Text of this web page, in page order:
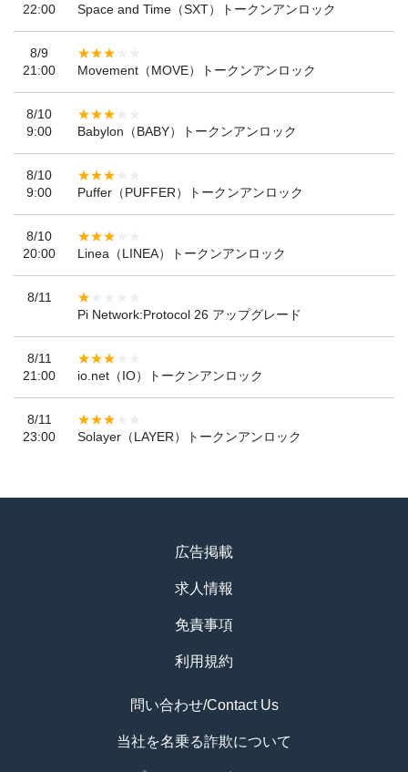
22:00
Space and Time（SXT）トークンアンロック
8/9
21:00
Movement（MOVE）トークンアンロック
8/10
9:00
Babylon（BABY）トークンアンロック
8/10
9:00
Puffer（PUFFER）トークンアンロック
8/10
20:00
Linea（LINEA）トークンアンロック
8/11
Pi Network:Protocol 26 アップグレード
8/11
21:00
io.net（IO）トークンアンロック
8/11
23:00
Solayer（LAYER）トークンアンロック
広告掲載
求人情報
免責事項
利用規約
問い合わせ/Contact Us
当社を名乗る詐欺について